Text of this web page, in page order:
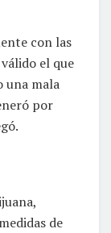
con las
el que
una mala
por
de